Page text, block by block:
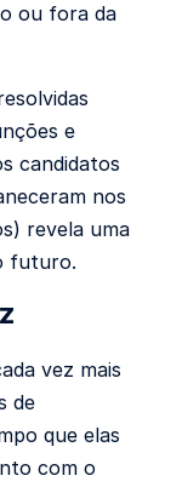
ou fora da
e
candidatos
nos
revela uma
futuro.
vez mais
de
que elas
com o